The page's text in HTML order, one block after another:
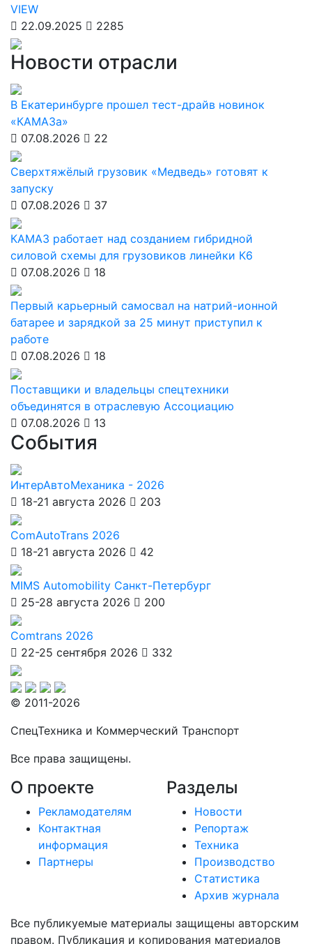
VIEW
22.09.2025
2285
Новости отрасли
В Екатеринбурге прошел тест-драйв новинок
«КАМАЗа»
07.08.2026
22
Сверхтяжёлый грузовик «Медведь» готовят к
запуску
07.08.2026
37
КАМАЗ работает над созданием гибридной
силовой схемы для грузовиков линейки К6
07.08.2026
18
Первый карьерный самосвал на натрий-ионной
батарее и зарядкой за 25 минут приступил к
работе
07.08.2026
18
Поставщики и владельцы спецтехники
объединятся в отраслевую Ассоциацию
07.08.2026
13
События
ИнтерАвтоМеханика - 2026
18-21 августа 2026
203
ComAutoTrans 2026
18-21 августа 2026
42
MIMS Automobility Санкт-Петербург
25-28 августа 2026
200
Comtrans 2026
22-25 сентября 2026
332
© 2011-2026
СпецТехника и Коммерческий Транспорт
Все права защищены.
О проекте
Рекламодателям
Контактная
информация
Партнеры
Разделы
Новости
Репортаж
Техника
Производство
Статистика
Архив журнала
Все публикуемые материалы защищены авторским
правом. Публикация и копирования материалов